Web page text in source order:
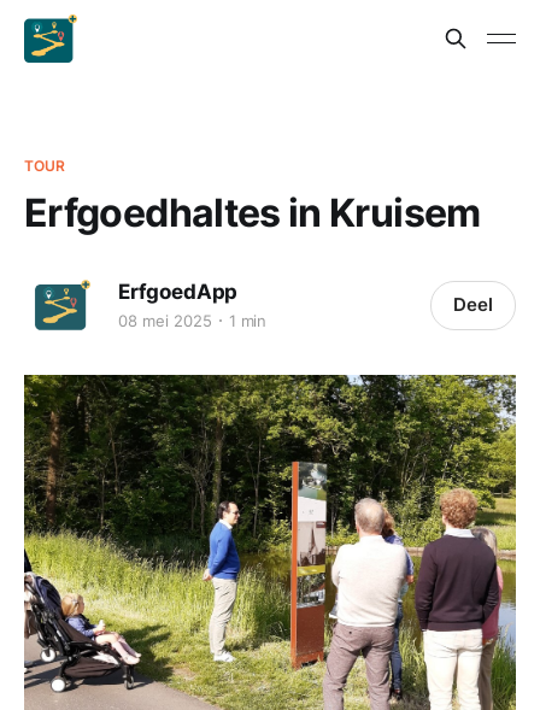
TOUR
Erfgoedhaltes in Kruisem
ErfgoedApp
08 mei 2025 1 min
Deel